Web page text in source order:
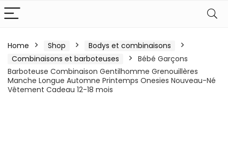
Home Shop
Bodys et combinaisons
Combinaisons et barboteuses
Bébé Garçons
Barboteuse Combinaison Gentilhomme Grenouillères
Manche Longue Automne Printemps Onesies Nouveau-Né
Vêtement Cadeau 12-18 mois